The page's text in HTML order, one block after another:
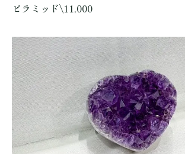
ピラミッド\11,000